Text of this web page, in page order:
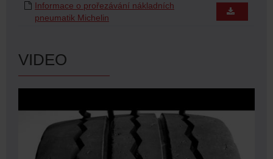
Informace o prořezávání nákladních
pneumatik Michelin
VIDEO